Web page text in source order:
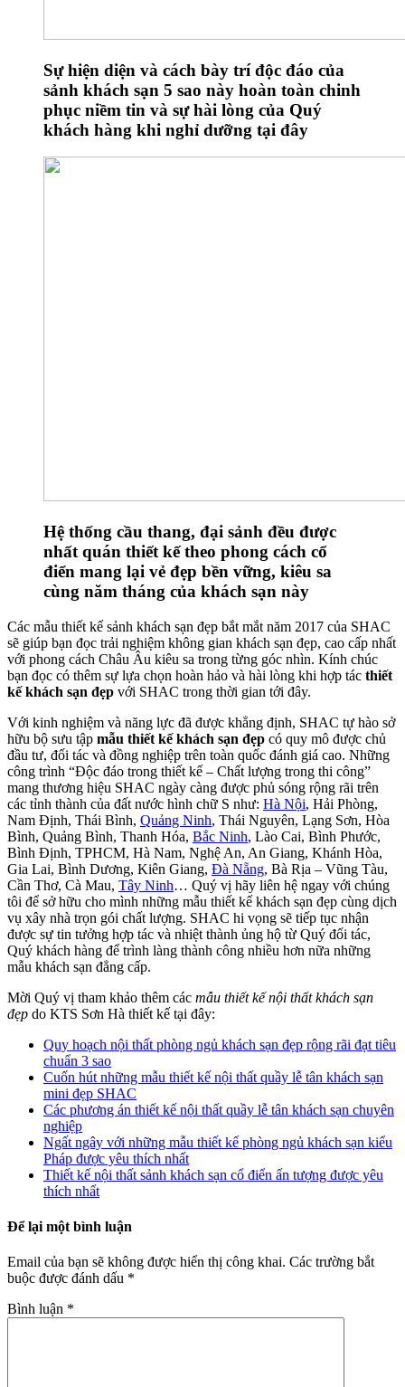
Sự hiện diện và cách bày trí độc đáo của
sảnh khách sạn 5 sao này hoàn toàn chinh
phục niềm tin và sự hài lòng của Quý
khách hàng khi nghỉ dưỡng tại đây
Hệ thống cầu thang, đại sảnh đều được
nhất quán thiết kế theo phong cách cổ
điển mang lại vẻ đẹp bền vững, kiêu sa
cùng năm tháng của khách sạn này
Các mẫu thiết kế sảnh khách sạn đẹp bắt mắt năm 2017 của SHAC
sẽ giúp bạn đọc trải nghiệm không gian khách sạn đẹp, cao cấp nhất
với phong cách Châu Âu kiêu sa trong từng góc nhìn. Kính chúc
bạn đọc có thêm sự lựa chọn hoàn hảo và hài lòng khi hợp tác thiết
kế khách sạn đẹp với SHAC trong thời gian tới đây.
Với kinh nghiệm và năng lực đã được khẳng định, SHAC tự hào sở
hữu bộ sưu tập mẫu thiết kế khách sạn đẹp có quy mô được chủ
đầu tư, đối tác và đồng nghiệp trên toàn quốc đánh giá cao. Những
công trình “Độc đáo trong thiết kế – Chất lượng trong thi công”
mang thương hiệu SHAC ngày càng được phủ sóng rộng rãi trên
các tỉnh thành của đất nước hình chữ S như: Hà Nội, Hải Phòng,
Nam Định, Thái Bình, Quảng Ninh, Thái Nguyên, Lạng Sơn, Hòa
Bình, Quảng Bình, Thanh Hóa, Bắc Ninh, Lào Cai, Bình Phước,
Bình Định, TPHCM, Hà Nam, Nghệ An, An Giang, Khánh Hòa,
Gia Lai, Bình Dương, Kiên Giang, Đà Nẵng, Bà Rịa – Vũng Tàu,
Cần Thơ, Cà Mau, Tây Ninh… Quý vị hãy liên hệ ngay với chúng
tôi để sở hữu cho mình những mẫu thiết kế khách sạn đẹp cùng dịch
vụ xây nhà trọn gói chất lượng. SHAC hi vọng sẽ tiếp tục nhận
được sự tin tưởng hợp tác và nhiệt thành ủng hộ từ Quý đối tác,
Quý khách hàng để trình làng thành công nhiều hơn nữa những
mẫu khách sạn đẳng cấp.
Mời Quý vị tham khảo thêm các mẫu thiết kế nội thất khách sạn
đẹp do KTS Sơn Hà thiết kế tại đây:
Quy hoạch nội thất phòng ngủ khách sạn đẹp rộng rãi đạt tiêu
chuẩn 3 sao
Cuốn hút những mẫu thiết kế nội thất quầy lễ tân khách sạn
mini đẹp SHAC
Các phương án thiết kế nội thất quầy lễ tân khách sạn chuyên
nghiệp
Ngất ngây với những mẫu thiết kế phòng ngủ khách sạn kiểu
Pháp được yêu thích nhất
Thiết kế nội thất sảnh khách sạn cổ điển ấn tượng được yêu
thích nhất
Để lại một bình luận
Email của bạn sẽ không được hiển thị công khai. Các trường bắt
buộc được đánh dấu *
Bình luận *